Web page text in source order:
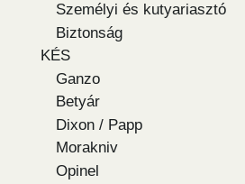
Személyi és kutyariasztó
Biztonság
KÉS
Ganzo
Betyár
Dixon / Papp
Morakniv
Opinel